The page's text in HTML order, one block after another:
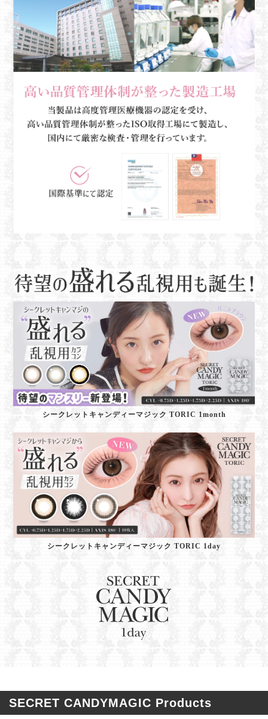
シークレットキャンディーマジック TORIC 1month
シークレットキャンディーマジック TORIC 1day
SECRET CANDYMAGIC Products